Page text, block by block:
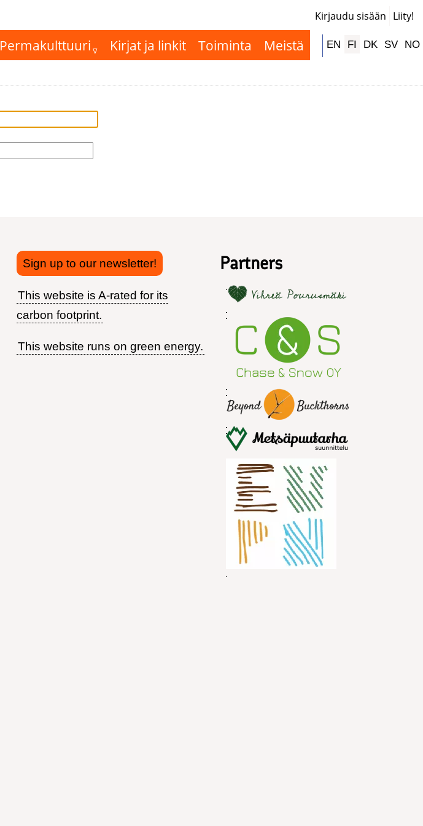
User
Kirjaudu sisään Liity!
Hauptnavigation
Permakulttuuri Kirjat ja linkit Toiminta Meistä EN FI DK SV NO
Sign up to our newsletter!
This website is A-rated for its
carbon footprint.
This website runs on green energy.
Partners